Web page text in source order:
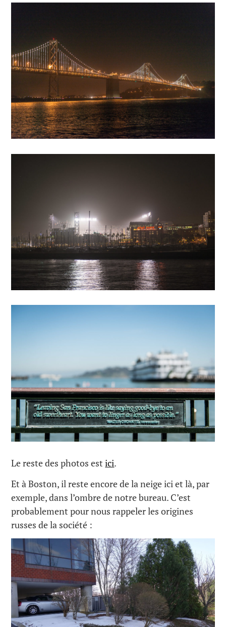
Le reste des photos estici.
Et à Boston, il reste encore de la neige ici et là, par
exemple, dans l’ombre de notre bureau. C’est
probablement pour nous rappeler les origines
russes de la société :